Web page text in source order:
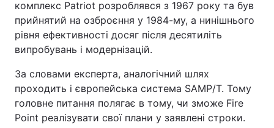
комплекс Patriot розроблявся з 1967 року та був
прийнятий на озброєння у 1984-му, а нинішнього
рівня ефективності досяг після десятиліть
випробувань і модернізацій.
За словами експерта, аналогічний шлях
проходить і європейська система SAMP/T. Тому
головне питання полягає в тому, чи зможе Fire
Point реалізувати свої плани у заявлені строки.